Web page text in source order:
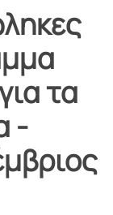
τα
-